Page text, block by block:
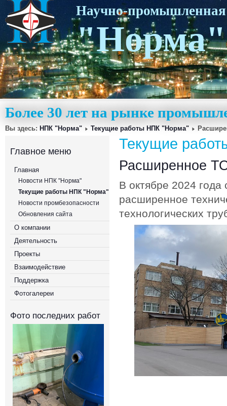
Научно-
"Норма"
Более 30 лет на рынке
Вы здесь: НПК "Норма" Текущие работы НПК "Норма"
Главное меню
Главная
Новости НПК "Норма"
Текущие работы НПК "Норма"
Новости промбезопасности
Обновления сайта
О компании
Деятельность
Проекты
Взаимодействие
Поддержка
Фотогалереи
Фото последних работ
Текущие
Расширенное
В октябре 2024
расширенное
технологических